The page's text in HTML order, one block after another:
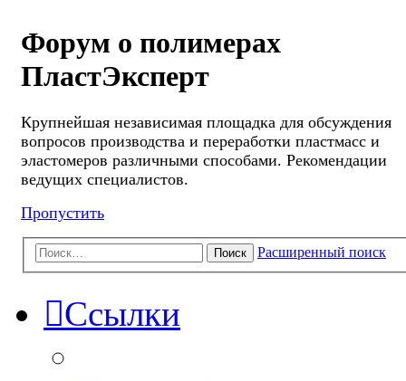
Форум о полимерах
ПластЭксперт
Крупнейшая независимая площадка для обсуждения
вопросов производства и переработки пластмасс и
эластомеров различными способами. Рекомендации
ведущих специалистов.
Пропустить
Поиск Расширенный поиск
Ссылки